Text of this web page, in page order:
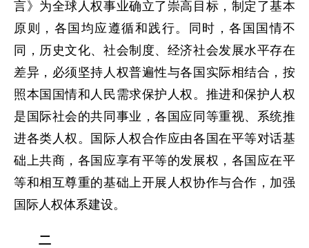
言》为全球人权事业确立了崇高目标，制定了基本
原则，各国均应遵循和践行。同时，各国国情不
同，历史文化、社会制度、经济社会发展水平存在
差异，必须坚持人权普遍性与各国实际相结合，按
照本国国情和人民需求保护人权。推进和保护人权
是国际社会的共同事业，各国应同等重视、系统推
进各类人权。国际人权合作应由各国在平等对话基
础上共商，各国应享有平等的发展权，各国应在平
等和相互尊重的基础上开展人权协作与合作，加强
国际人权体系建设。
二